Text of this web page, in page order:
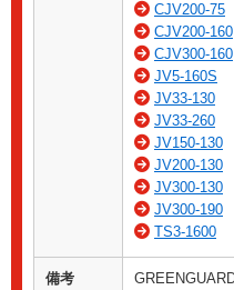
CJV200-75
CJV200-160
CJV300-160
JV5-160S
JV33-130
JV33-260
JV150-130
JV200-130
JV300-130
JV300-190
TS3-1600
備考